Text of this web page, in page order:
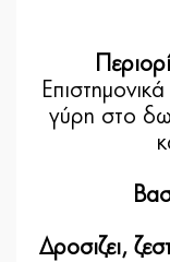
γύρη στο
Δροσιζει,